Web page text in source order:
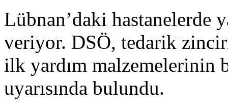
Lübnan’daki hastanelerde
veriyor. DSÖ, tedarik
ilk yardım malzemelerinin
uyarısında bulundu.